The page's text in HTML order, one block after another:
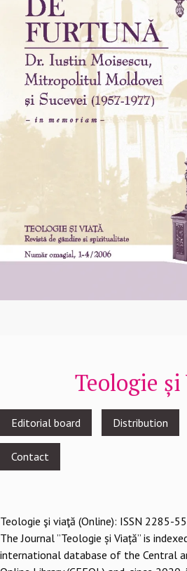
Teologie
Footer
menu
Editorial board Distribution
Contact
Teologie şi viaţă (Online): ISSN 2285-
The Journal ”Teologie și Viață” is
international database of the Central